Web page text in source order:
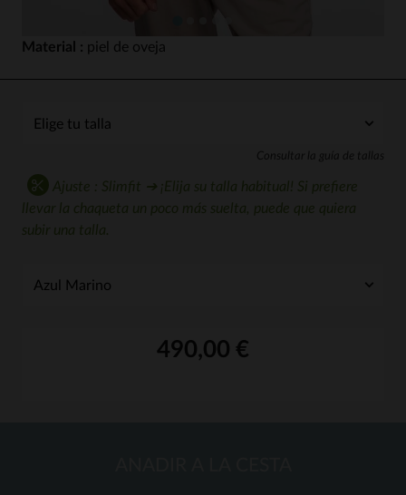
Material : piel de oveja
Consultar la guía de tallas
Ajuste : Slimfit ➔ ¡Elija su talla habitual! Si prefiere
llevar la chaqueta un poco más suelta, puede que quiera
subir una talla.
490,00 €